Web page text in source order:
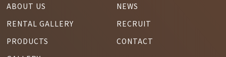
ABOUT US
RENTAL GALLERY
PRODUCTS
NEWS
RECRUIT
CONTACT